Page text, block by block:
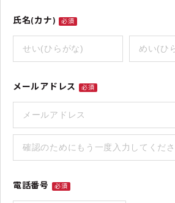
氏名(カナ) 必須
メールアドレス 必須
電話番号 必須